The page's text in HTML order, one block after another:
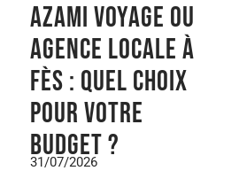
AZAMI VOYAGE ou
agence locale à
Fès : quel choix
pour votre
budget ?
31/07/2026